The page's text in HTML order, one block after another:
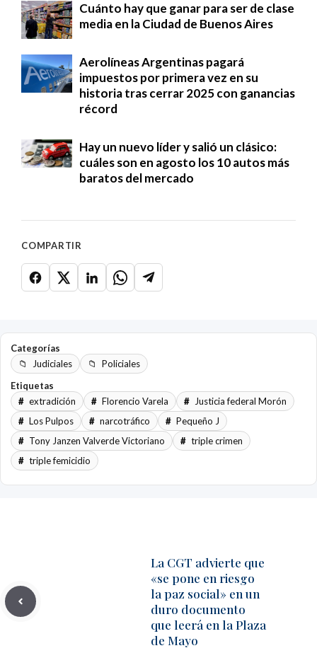
Cuánto hay que ganar para ser de clase
media en la Ciudad de Buenos Aires
Aerolíneas Argentinas pagará
impuestos por primera vez en su
historia tras cerrar 2025 con ganancias
récord
Hay un nuevo líder y salió un clásico:
cuáles son en agosto los 10 autos más
baratos del mercado
COMPARTIR
Categorías
Judiciales
Policiales
Etiquetas
extradición
Florencio Varela
Justicia federal Morón
Los Pulpos
narcotráfico
Pequeño J
Tony Janzen Valverde Victoriano
triple crimen
triple femicidio
La CGT advierte que
«se pone en riesgo
la paz social» en un
duro documento
que leerá en la Plaza
de Mayo